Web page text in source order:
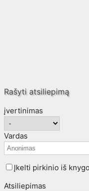
Rašyti atsiliepimą
įvertinimas
Vardas
Įkelti pirkinio iš
Atsiliepimas